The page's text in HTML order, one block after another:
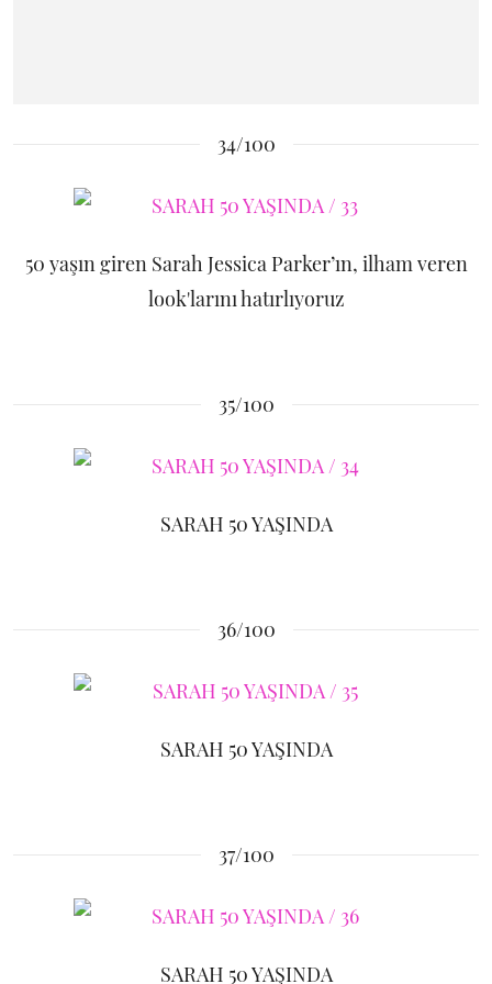
34/100
50 yaşın giren Sarah Jessica Parker’ın, ilham veren
look'larını hatırlıyoruz
35/100
SARAH 50 YAŞINDA
36/100
SARAH 50 YAŞINDA
37/100
SARAH 50 YAŞINDA